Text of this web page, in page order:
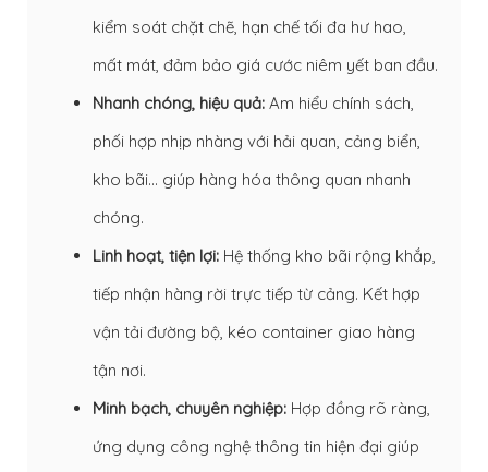
kiểm soát chặt chẽ, hạn chế tối đa hư hao,
mất mát, đảm bảo giá cước niêm yết ban đầu.
Nhanh chóng, hiệu quả: Am hiểu chính sách,
phối hợp nhịp nhàng với hải quan, cảng biển,
kho bãi… giúp hàng hóa thông quan nhanh
chóng.
Linh hoạt, tiện lợi: Hệ thống kho bãi rộng khắp,
tiếp nhận hàng rời trực tiếp từ cảng. Kết hợp
vận tải đường bộ, kéo container giao hàng
tận nơi.
Minh bạch, chuyên nghiệp: Hợp đồng rõ ràng,
ứng dụng công nghệ thông tin hiện đại giúp